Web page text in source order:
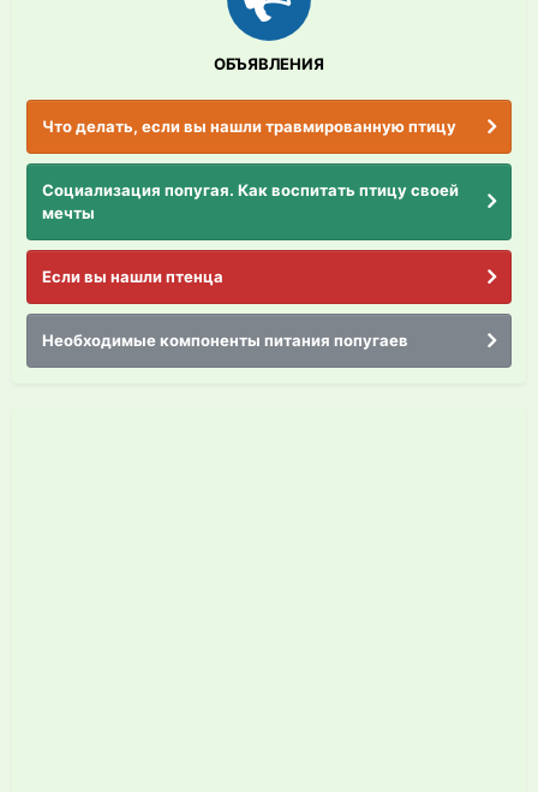
ОБЪЯВЛЕНИЯ
Что делать, если вы нашли травмированную птицу
Социализация попугая. Как воспитать птицу своей
мечты
Если вы нашли птенца
Необходимые компоненты питания попугаев